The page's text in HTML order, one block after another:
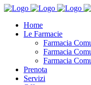
Home
Le Farmacie
Farmacia
Farmacia
Farmacia
Prenota
Servizi